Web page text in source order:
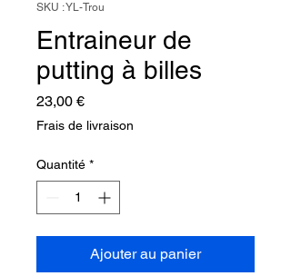
SKU : YL-Trou
Entraineur de
putting à billes
23,00 €Prix
Frais de livraison
Quantité *
Ajouter au panier